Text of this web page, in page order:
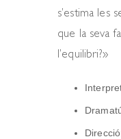
s’estima les
que la seva
l’equilibri?»